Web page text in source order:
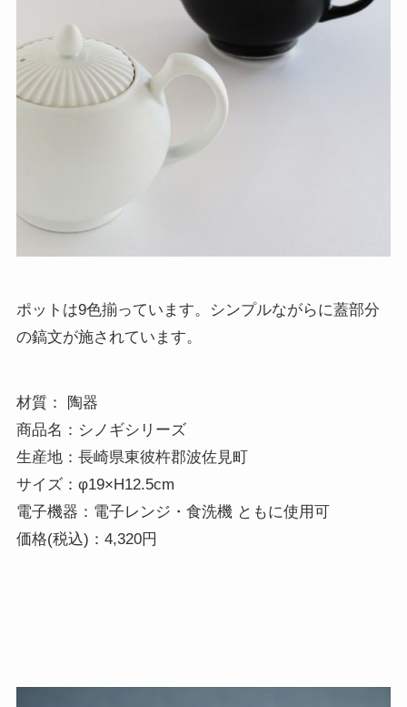
ポットは9色揃っています。シンプルながらに蓋部分
の鎬文が施されています。
材質： 陶器
商品名：シノギシリーズ
生産地：長崎県東彼杵郡波佐見町
サイズ：φ19×H12.5cm
電子機器：電子レンジ・食洗機 ともに使用可
価格(税込)：4,320円